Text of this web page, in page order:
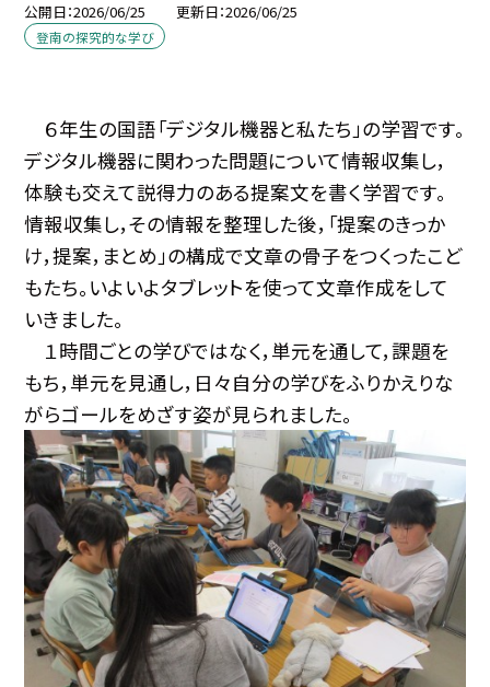
公開日 2026/06/25 更新日 2026/06/25
登南の探究的な学び
６年生の国語「デジタル機器と私たち」の学習です。
デジタル機器に関わった問題について情報収集し，
体験も交えて説得力のある提案文を書く学習です。
情報収集し，その情報を整理した後，「提案のきっか
け，提案，まとめ」の構成で文章の骨子をつくったこど
もたち。いよいよタブレットを使って文章作成をして
いきました。
１時間ごとの学びではなく，単元を通して，課題を
もち，単元を見通し，日々自分の学びをふりかえりな
がらゴールをめざす姿が見られました。